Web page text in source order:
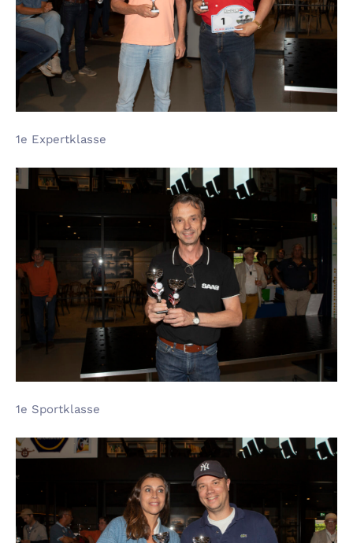
1e Expertklasse
1e Sportklasse